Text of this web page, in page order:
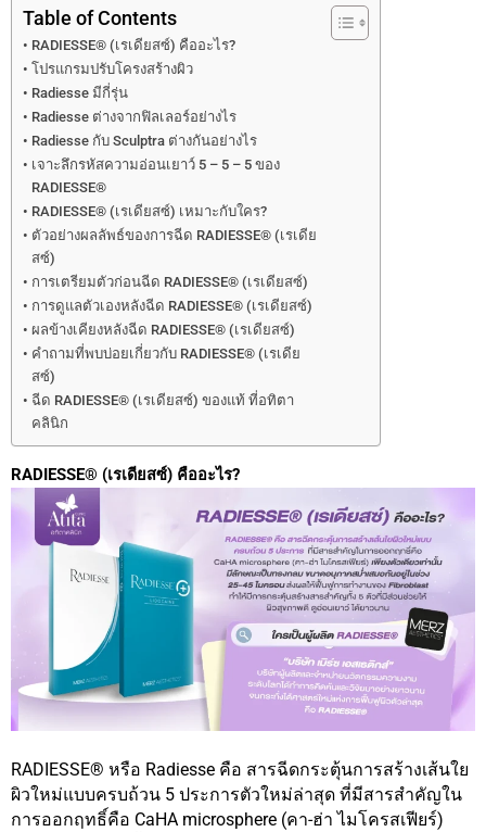
Table of Contents
RADIESSE® (เรเดียสซ์) คืออะไร?
โปรแกรมปรับโครงสร้างผิว
Radiesse มีกี่รุ่น
Radiesse ต่างจากฟิลเลอร์อย่างไร
Radiesse กับ Sculptra ต่างกันอย่างไร
เจาะลึกรหัสความอ่อนเยาว์ 5 – 5 – 5 ของ
RADIESSE®
RADIESSE® (เรเดียสซ์) เหมาะกับใคร?
ตัวอย่างผลลัพธ์ของการฉีด RADIESSE® (เรเดีย
สซ์)
การเตรียมตัวก่อนฉีด RADIESSE® (เรเดียสซ์)
การดูแลตัวเองหลังฉีด RADIESSE® (เรเดียสซ์)
ผลข้างเคียงหลังฉีด RADIESSE® (เรเดียสซ์)
คำถามที่พบบ่อยเกี่ยวกับ RADIESSE® (เรเดีย
สซ์)
ฉีด RADIESSE® (เรเดียสซ์) ของแท้ ที่อทิตา
คลินิก
RADIESSE® (เรเดียสซ์) คืออะไร?
RADIESSE® หรือ Radiesse คือ สารฉีดกระตุ้นการสร้างเส้นใย
ผิวใหม่แบบครบถ้วน 5 ประการตัวใหม่ล่าสุด ที่มีสารสำคัญใน
การออกฤทธิ์คือ CaHA microsphere (คา-ฮ่า ไมโครสเฟียร์)